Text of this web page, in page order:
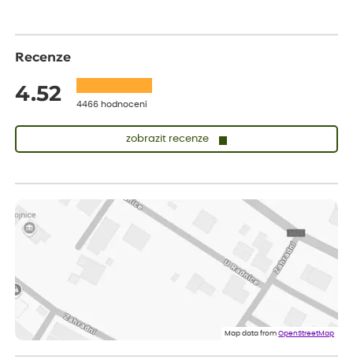
Recenze
4.52 4466 hodnocení
zobrazit recenze
Vše v pořádku, jsem spokojena.
ověřený nákup dnes
Rostlina mi přišla v dobrém stavu, jsem spokojená.
Zuzana
Spokojenost s dodáním kvalitních rostlin
Map data fromOpenStreetMap